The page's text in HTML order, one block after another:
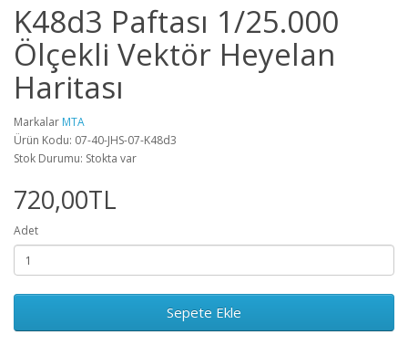
K48d3 Paftası 1/25.000
Ölçekli Vektör Heyelan
Haritası
Markalar MTA
Ürün Kodu: 07-40-JHS-07-K48d3
Stok Durumu: Stokta var
720,00TL
Adet
Sepete Ekle